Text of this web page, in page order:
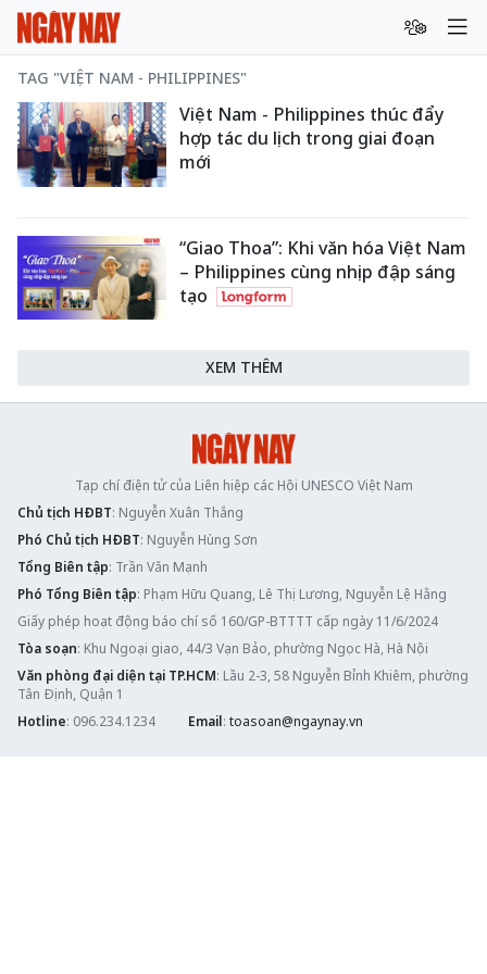
TAG "VIỆT NAM - PHILIPPINES"
Việt Nam - Philippines thúc đẩy
hợp tác du lịch trong giai đoạn
mới
“Giao Thoa”: Khi văn hóa Việt Nam
– Philippines cùng nhịp đập sáng
tạo
XEM THÊM
Tạp chí điện tử của Liên hiệp các Hội UNESCO Việt Nam
Chủ tịch HĐBT: Nguyễn Xuân Thắng
Phó Chủ tịch HĐBT: Nguyễn Hùng Sơn
Tổng Biên tập: Trần Văn Mạnh
Phó Tổng Biên tập: Phạm Hữu Quang, Lê Thị Lương, Nguyễn Lệ Hằng
Giấy phép hoạt động báo chí số 160/GP-BTTTT cấp ngày 11/6/2024
Tòa soạn: Khu Ngoại giao, 44/3 Vạn Bảo, phường Ngọc Hà, Hà Nội
Văn phòng đại diện tại TP.HCM: Lầu 2-3, 58 Nguyễn Bỉnh Khiêm, phường
Tân Định, Quận 1
Hotline: 096.234.1234 Email: toasoan@ngaynay.vn